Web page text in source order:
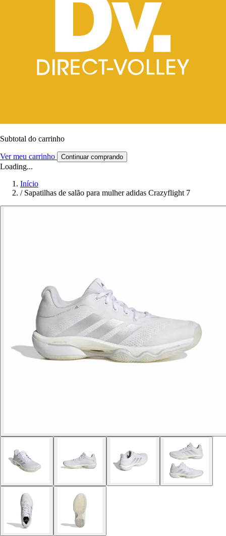
Subtotal do carrinho
Ver meu carrinho Continuar comprando
Loading...
Início
/ Sapatilhas de salão para mulher adidas Crazyflight 7